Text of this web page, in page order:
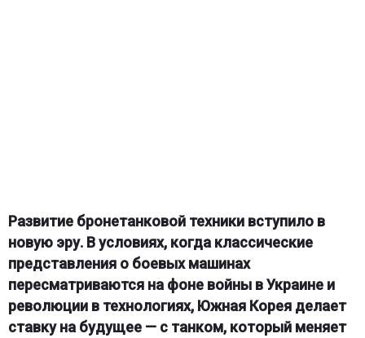
Развитие бронетанковой техники вступило в
новую эру. В условиях, когда классические
представления о боевых машинах
пересматриваются на фоне войны в Украине и
революции в технологиях, Южная Корея делает
ставку на будущее — с танком, который меняет